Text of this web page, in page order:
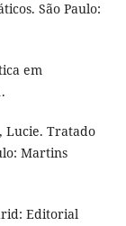
São Paulo:
em
Lucie. Tratado
Martins
Editorial